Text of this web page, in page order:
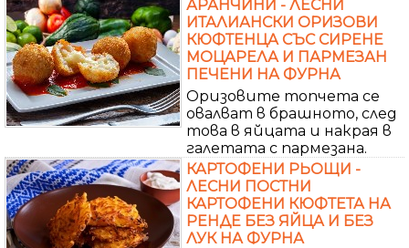
АРАНЧИНИ - ЛЕСНИ
ИТАЛИАНСКИ ОРИЗОВИ
КЮФТЕНЦА СЪС СИРЕНЕ
МОЦАРЕЛА И ПАРМЕЗАН
ПЕЧЕНИ НА ФУРНА
Оризовите топчета се
овалват в брашното, след
това в яйцата и накрая в
галетата с пармезана.
КАРТОФЕНИ РЬОЩИ -
ЛЕСНИ ПОСТНИ
КАРТОФЕНИ КЮФТЕТА НА
РЕНДЕ БЕЗ ЯЙЦА И БЕЗ
ЛУК НА ФУРНА